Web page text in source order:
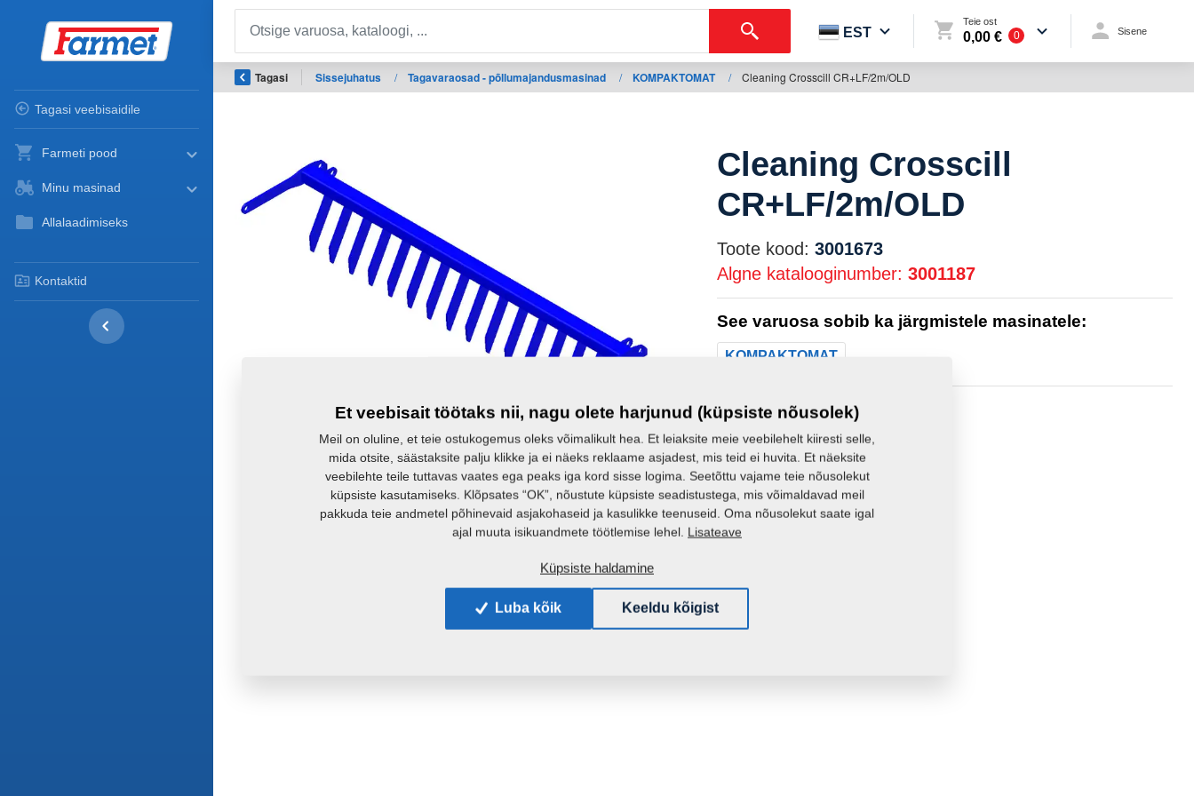
Tagasi veebisaidile
Farmeti pood
Minu masinad
Allalaadimiseks
Kontaktid
EST
Teie ost
0,00 € 0 Sisene
Tagasi Sissejuhatus / Tagavaraosad - põllumajandusmasinad / KOMPAKTOMAT / Cleaning Crosscill CR+LF/2m/OLD
Cleaning Crosscill
CR+LF/2m/OLD
Toote kood: 3001673
Algne katalooginumber: 3001187
See varuosa sobib ka järgmistele masinatele:
KOMPAKTOMAT
Mass:
Et veebisait töötaks nii, nagu olete harjunud (küpsiste nõusolek)
Meil on oluline, et teie ostukogemus oleks võimalikult hea. Et leiaksite meie veebilehelt kiiresti selle,
mida otsite, säästaksite palju klikke ja ei näeks reklaame asjadest, mis teid ei huvita. Et näeksite
veebilehte teile tuttavas vaates ega peaks iga kord sisse logima. Seetõttu vajame teie nõusolekut
küpsiste kasutamiseks. Klõpsates “OK”, nõustute küpsiste seadistustega, mis võimaldavad meil
pakkuda teie andmetel põhinevaid asjakohaseid ja kasulikke teenuseid. Oma nõusolekut saate igal
ajal muuta isikuandmete töötlemise lehel. Lisateave
Küpsiste haldamine
Luba kõik Keeldu kõigist